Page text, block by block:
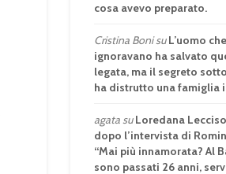
cosa avevo preparato.
Cristina BonisuL’uomo
ignoravano ha salvato
legata, ma il segreto
ha distrutto una famiglia
agatasuLoredana
dopo l’intervista di
“Mai più innamorata? Al
sono passati 26 anni,